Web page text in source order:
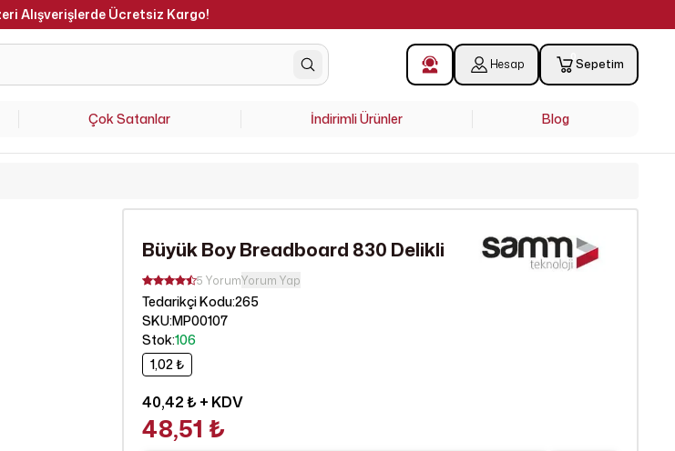
Alışverişlerde Ücretsiz Kargo!
Hesap 0 Sepetim
Çok Satanlar İndirimli Ürünler Blog
Büyük Boy Breadboard 830 Delikli
5 YorumYorum Yap
Tedarikçi Kodu:265
SKU:MP00107
Stok:106
1,02 ₺
40,42 ₺+ KDV
48,51 ₺